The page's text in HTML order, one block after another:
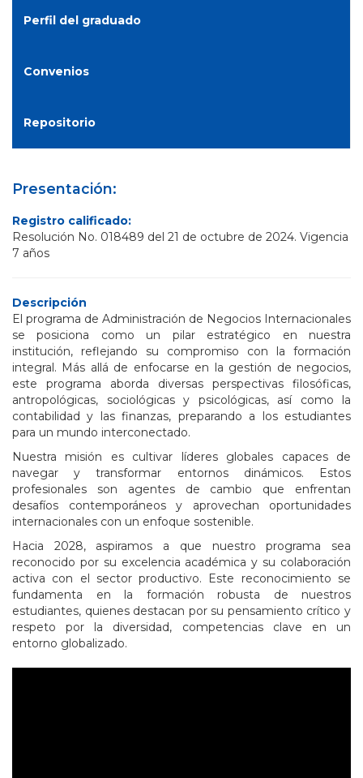
Perfil del graduado
Convenios
Repositorio
Presentación:
Registro calificado:
Resolución No. 018489 del 21 de octubre de 2024. Vigencia
7 años
Descripción
El programa de Administración de Negocios Internacionales
se posiciona como un pilar estratégico en nuestra
institución, reflejando su compromiso con la formación
integral. Más allá de enfocarse en la gestión de negocios,
este programa aborda diversas perspectivas filosóficas,
antropológicas, sociológicas y psicológicas, así como la
contabilidad y las finanzas, preparando a los estudiantes
para un mundo interconectado.
Nuestra misión es cultivar líderes globales capaces de
navegar y transformar entornos dinámicos. Estos
profesionales son agentes de cambio que enfrentan
desafíos contemporáneos y aprovechan oportunidades
internacionales con un enfoque sostenible.
Hacia 2028, aspiramos a que nuestro programa sea
reconocido por su excelencia académica y su colaboración
activa con el sector productivo. Este reconocimiento se
fundamenta en la formación robusta de nuestros
estudiantes, quienes destacan por su pensamiento crítico y
respeto por la diversidad, competencias clave en un
entorno globalizado.